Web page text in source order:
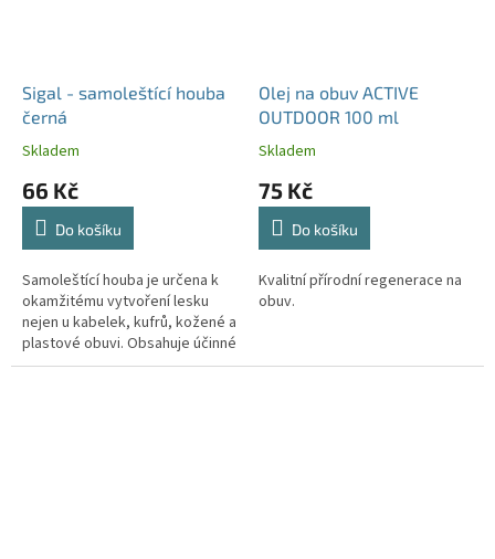
Sigal - samoleštící houba
černá
Skladem
66 Kč
Do košíku
Samoleštící houba je určena k
okamžitému vytvoření lesku
nejen u kabelek, kufrů, kožené a
plastové obuvi. Obsahuje účinné
látky na bázi silikonu, které
Olej na obuv ACTIVE
OUTDOOR 100 ml
Skladem
75 Kč
Do košíku
Kvalitní přírodní regenerace na
obuv.